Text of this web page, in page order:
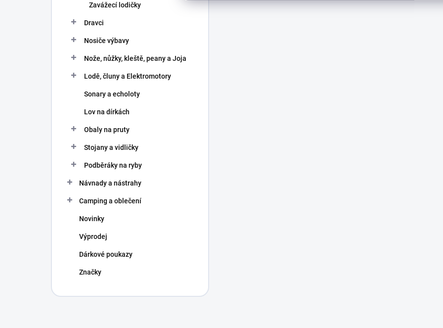
Zavážecí lodičky
Dravci
Nosiče výbavy
Nože, nůžky, kleště, peany a Joja
Lodě, čluny a Elektromotory
Sonary a echoloty
Lov na dírkách
Obaly na pruty
Stojany a vidličky
Podběráky na ryby
Návnady a nástrahy
Camping a oblečení
Novinky
Výprodej
Dárkové poukazy
Značky